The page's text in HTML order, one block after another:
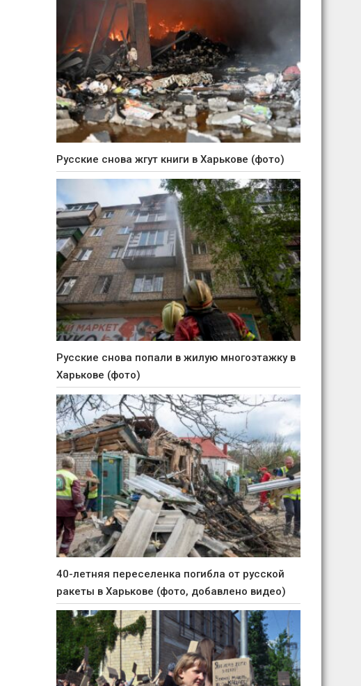
Русские снова жгут книги в Харькове (фото)
Русские снова попали в жилую многоэтажку в
Харькове (фото)
40-летняя переселенка погибла от русской
ракеты в Харькове (фото, добавлено видео)